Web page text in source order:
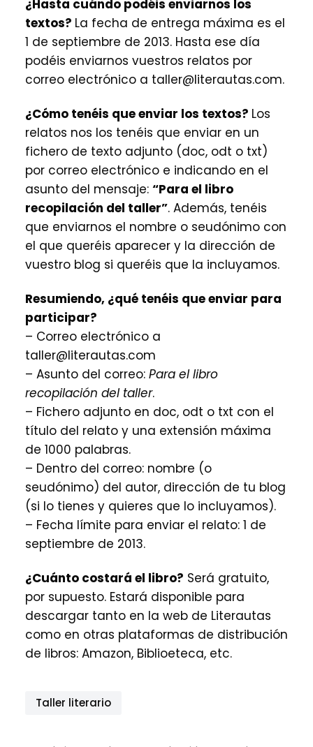
¿Hasta cuándo podéis enviarnos los
textos? La fecha de entrega máxima es el
1 de septiembre de 2013. Hasta ese día
podéis enviarnos vuestros relatos por
correo electrónico a taller@literautas.com.
¿Cómo tenéis que enviar los textos? Los
relatos nos los tenéis que enviar en un
fichero de texto adjunto (doc, odt o txt)
por correo electrónico e indicando en el
asunto del mensaje: “Para el libro
recopilación del taller”. Además, tenéis
que enviarnos el nombre o seudónimo con
el que queréis aparecer y la dirección de
vuestro blog si queréis que la incluyamos.
Resumiendo, ¿qué tenéis que enviar para
participar?
– Correo electrónico a
taller@literautas.com
– Asunto del correo: Para el libro
recopilación del taller.
– Fichero adjunto en doc, odt o txt con el
título del relato y una extensión máxima
de 1000 palabras.
– Dentro del correo: nombre (o
seudónimo) del autor, dirección de tu blog
(si lo tienes y quieres que lo incluyamos).
– Fecha límite para enviar el relato: 1 de
septiembre de 2013.
¿Cuánto costará el libro? Será gratuito,
por supuesto. Estará disponible para
descargar tanto en la web de Literautas
como en otras plataformas de distribución
de libros: Amazon, Biblioeteca, etc.
Taller literario